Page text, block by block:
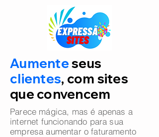
Aumenteseus
clientes, com sites
que convencem
Parece mágica, mas é apenas a
internet funcionando para sua
empresa aumentar o faturamento